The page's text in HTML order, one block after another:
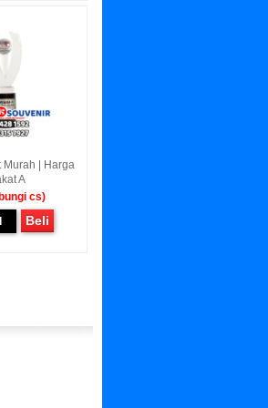
Murah | Harga
A
cs)
Beli